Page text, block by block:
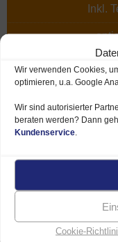
Wir verwenden Cookies,
optimieren, u.a. Google
Wir sind autorisierter
beraten werden? Dann
Kundenservice
Cookie-
Inkl.